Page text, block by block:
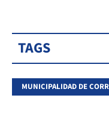
TAGS
MUNICIPALIDAD DE